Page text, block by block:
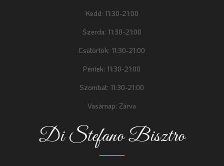
Kedd: 11:30-21:00
Szerda: 11:30-21:00
Csütörtök: 11:30-21:00
Péntek: 11:30-21:00
Szombat: 11:30-21:00
Vasárnap: Zárva
Di Stefano Bisztro